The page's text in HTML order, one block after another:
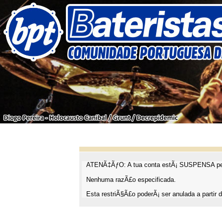
ATENÃ‡ÃƒO: A tua conta estÃ¡ SUSPENSA
Nenhuma razÃ£o especificada.
Esta restriÃ§Ã£o poderÃ¡ ser anulada a partir